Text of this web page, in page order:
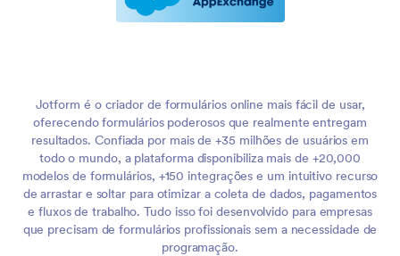
Jotform é o criador de formulários online mais fácil de usar,
oferecendo formulários poderosos que realmente entregam
resultados. Confiada por mais de +35 milhões de usuários em
todo o mundo, a plataforma disponibiliza mais de +20,000
modelos de formulários, +150 integrações e um intuitivo recurso
de arrastar e soltar para otimizar a coleta de dados, pagamentos
e fluxos de trabalho. Tudo isso foi desenvolvido para empresas
que precisam de formulários profissionais sem a necessidade de
programação.